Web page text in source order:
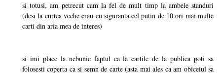
si totusi, am petrecut cam la fel de mult timp la ambele standuri
(desi la curtea veche erau cu siguranta cel putin de 10 ori mai multe
carti din aria mea de interes)
si imi place la nebunie faptul ca la cartile de la publica poti sa
folosesti coperta ca si semn de carte (asta mai ales ca am obiceiul sa